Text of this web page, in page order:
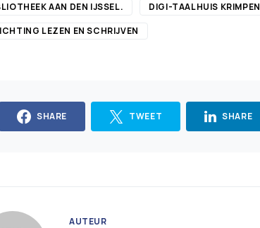
AAN DEN IJSSEL. DIGI-TAALHUIS KRIMPEN
LEZEN EN SCHRIJVEN
SHARE TWEET SHARE
AUTEUR